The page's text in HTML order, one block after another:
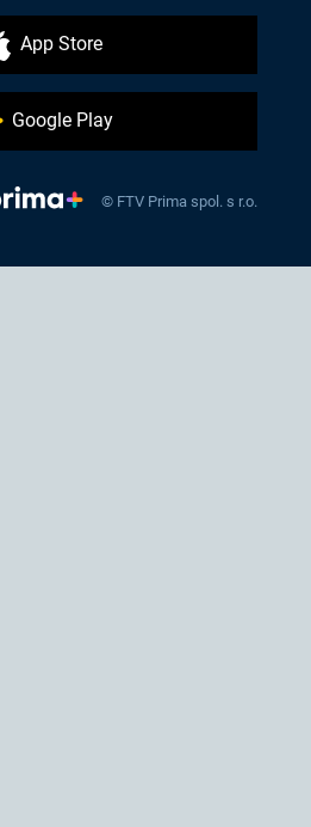
App Store
Google Play
© FTV Prima spol. s r.o.